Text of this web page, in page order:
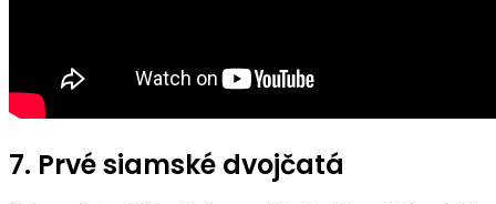
7. Prvé siamské dvojčatá